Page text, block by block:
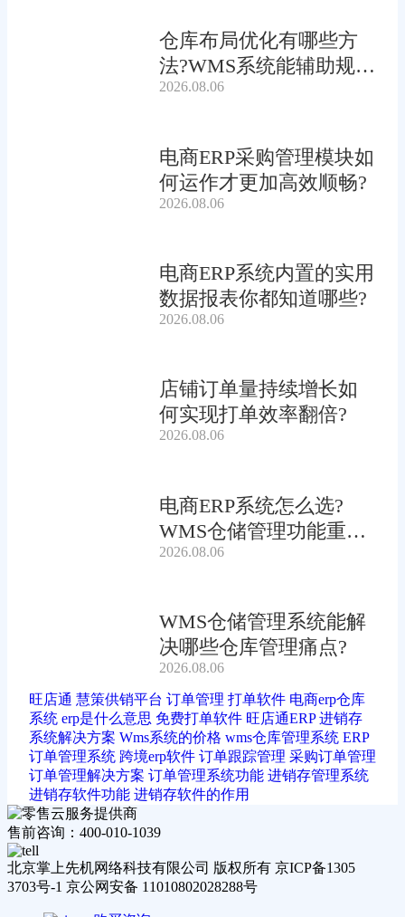
仓库布局优化有哪些方
法?WMS系统能辅助规划
吗?
2026.08.06
电商ERP采购管理模块如
何运作才更加高效顺畅?
2026.08.06
电商ERP系统内置的实用
数据报表你都知道哪些?
2026.08.06
店铺订单量持续增长如
何实现打单效率翻倍?
2026.08.06
电商ERP系统怎么选?
WMS仓储管理功能重要
吗?
2026.08.06
WMS仓储管理系统能解
决哪些仓库管理痛点?
2026.08.06
旺店通 慧策供销平台 订单管理 打单软件 电商erp仓库
系统 erp是什么意思 免费打单软件 旺店通ERP 进销存
系统解决方案 Wms系统的价格 wms仓库管理系统 ERP
订单管理系统 跨境erp软件 订单跟踪管理 采购订单管理
订单管理解决方案 订单管理系统功能 进销存管理系统
进销存软件功能 进销存软件的作用
售前咨询：400-010-1039
北京掌上先机网络科技有限公司 版权所有 京ICP备1305
3703号-1 京公网安备 11010802028288号